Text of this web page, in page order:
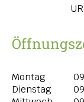
Montag
Dienstag